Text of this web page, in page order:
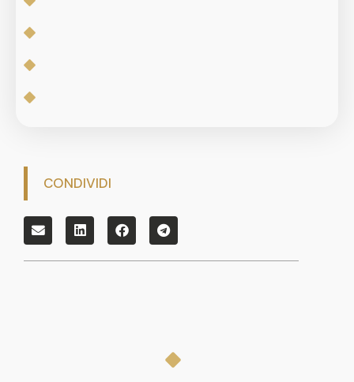
CONDIVIDI